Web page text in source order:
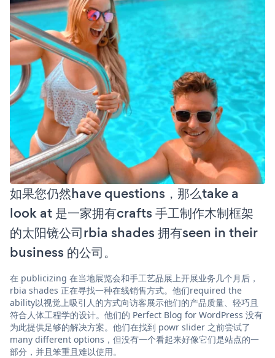
如果您仍然have questions，那么take a
look at 是一家拥有crafts 手工制作木制框架
的太阳镜公司rbia shades 拥有seen in their
business 的公司。
在 publicizing 在当地展览会和手工艺品展上开展业务几个月后，
rbia shades 正在寻找一种在线销售方式。他们required the
ability以视觉上吸引人的方式向访客展示他们的产品质量、轻巧且
符合人体工程学的设计。他们的 Perfect Blog for WordPress 没有
为此提供足够的解决方案。他们在找到 powr slider 之前尝试了
many different options，但没有一个看起来好像它们是站点的一
部分，并且笨重且难以使用。